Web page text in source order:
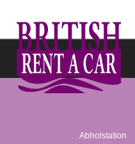
Abholstation